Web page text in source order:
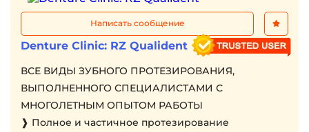
Написать сообщение
Denture Clinic: RZ Qualident
ВСЕ ВИДЫ ЗУБНОГО ПРОТЕЗИРОВАНИЯ,
ВЫПОЛНЕННОГО СПЕЦИАЛИСТАМИ С
МНОГОЛЕТНЫМ ОПЫТОМ РАБОТЫ
❱ Полное и частичное протезирование